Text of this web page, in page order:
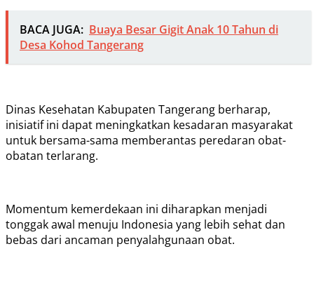
BACA JUGA: Buaya Besar Gigit Anak 10 Tahun di
Desa Kohod Tangerang
Dinas Kesehatan Kabupaten Tangerang berharap,
inisiatif ini dapat meningkatkan kesadaran masyarakat
untuk bersama-sama memberantas peredaran obat-
obatan terlarang.
Momentum kemerdekaan ini diharapkan menjadi
tonggak awal menuju Indonesia yang lebih sehat dan
bebas dari ancaman penyalahgunaan obat.